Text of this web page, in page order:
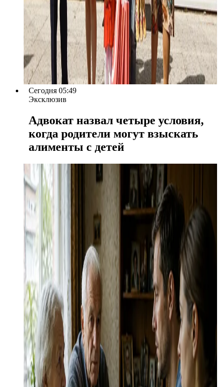
Сегодня 05:49
Эксклюзив
Адвокат назвал четыре условия,
когда родители могут взыскать
алименты с детей